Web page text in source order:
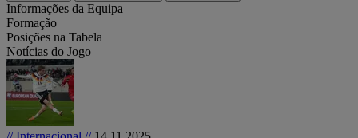
Informações da Equipa
Formação
Posições na Tabela
Notícias do Jogo